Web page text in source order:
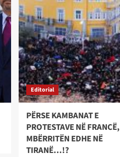
Editorial
PËRSE KAMBANAT E
PROTESTAVE NË FRANCË,
MBËRRITËN EDHE NË
TIRANË…!?